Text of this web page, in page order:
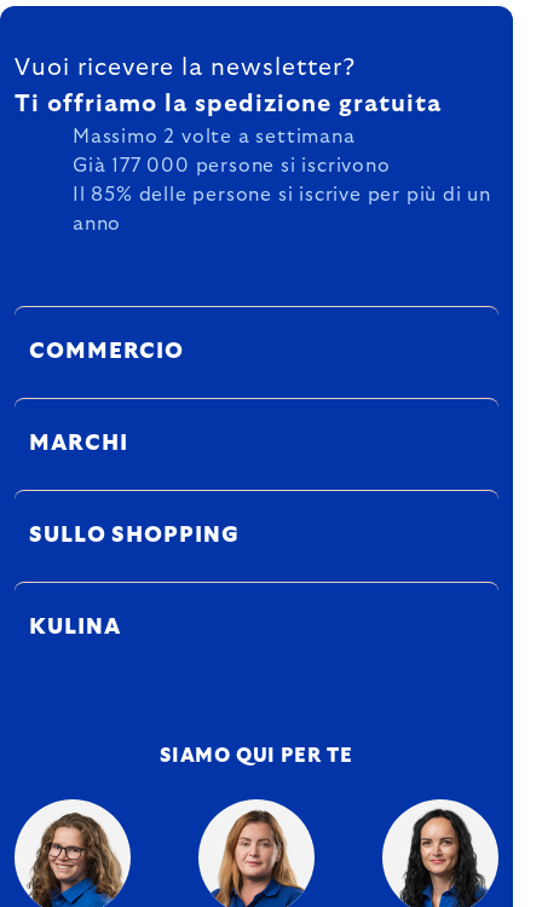
FOOTER
Vuoi ricevere la newsletter?
Ti offriamo la spedizione gratuita
Massimo 2 volte a settimana
Già 177 000 persone si iscrivono
Il 85% delle persone si iscrive per più di un
anno
COMMERCIO
MARCHI
SULLO SHOPPING
KULINA
SIAMO QUI PER TE